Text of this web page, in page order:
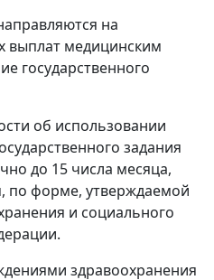
на
выплат медицинским
государственного
об использовании
задания
до 15 числа месяца,
по форме, утверждаемой
и социального
здравоохранения